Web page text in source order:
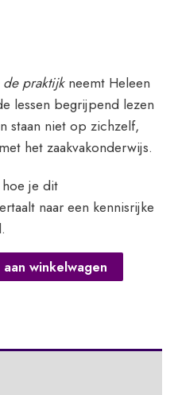
praktijkneemt Heleen
lessen begrijpend lezen
staan niet op zichzelf,
het zaakvakonderwijs.
je dit
naar een kennisrijke
winkelwagen